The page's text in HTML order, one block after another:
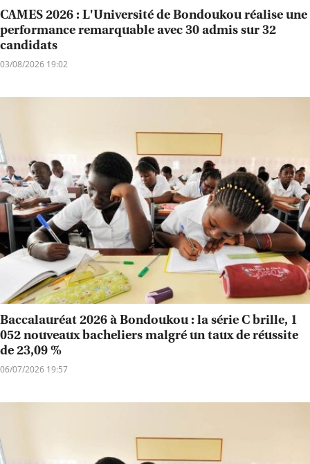
CAMES 2026 : L'Université de Bondoukou réalise une
performance remarquable avec 30 admis sur 32
candidats
03/08/2026 19:02
Baccalauréat 2026 à Bondoukou : la série C brille, 1
052 nouveaux bacheliers malgré un taux de réussite
de 23,09 %
06/07/2026 19:57